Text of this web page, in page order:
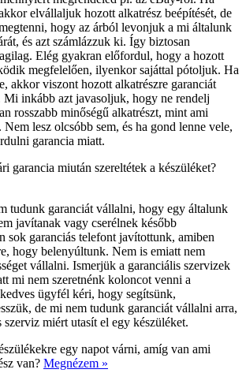
elvállaljuk hozott alkatrész beépítését, de
hogy az árból levonjuk a mi általunk
és azt számlázzuk ki. Így biztosan
Elég gyakran előfordul, hogy a hozott
megfelelően, ilyenkor sajáttal pótoljuk. Ha
akkor viszont hozott alkatrészre garanciát
inkább azt javasoljuk, hogy ne rendelj
rosszabb minőségű alkatrészt, mint ami
lesz olcsóbb sem, és ha gond lenne vele,
garancia miatt.
garancia miután szereltétek a készüléket?
tudunk garanciát vállalni, hogy egy általunk
javítanak vagy cserélnek később
sok garanciás telefont javítottunk, amiben
hogy belenyúltunk. Nem is emiatt nem
vállalni. Ismerjük a garanciális szervizek
mi nem szeretnénk koloncot venni a
ügyfél kéri, hogy segítsünk,
de mi nem tudunk garanciát vállalni arra,
miért utasít el egy készüléket.
egy napot várni, amíg van ami
van? Megnézem »